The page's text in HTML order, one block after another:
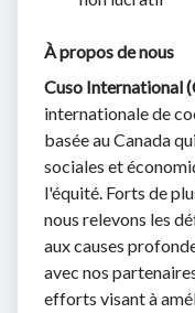
À propos de nous
Cuso International
internationale de
basée au Canada
sociales et
l'équité. Forts de
nous relevons les
aux causes
avec nos
efforts visant à